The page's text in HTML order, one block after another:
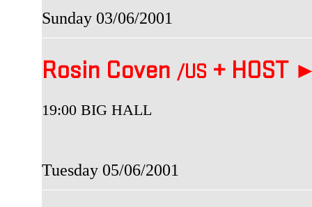
Sunday 03/06/2001
Rosin Coven /US + HOST
19:00 BIG HALL
Tuesday 05/06/2001